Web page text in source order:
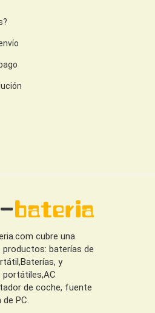
cubre una
productos: baterías de
y
portátiles,AC
de coche, fuente
PC.